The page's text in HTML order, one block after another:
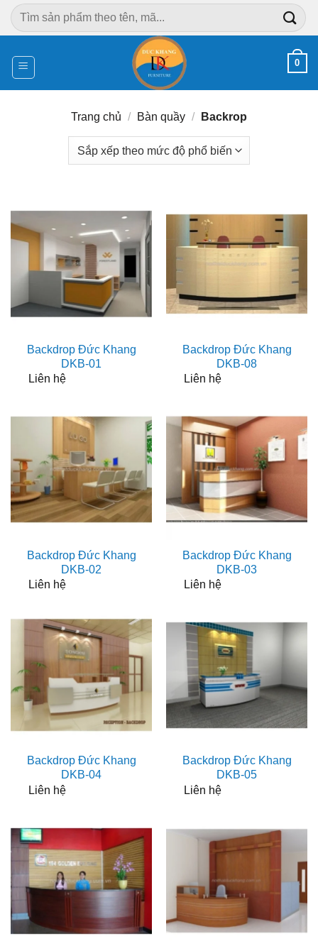
Chuyển
đến
dung
Tìm
kiếm:
0
Trang chủ / Bàn quầy / Backrop
Backdrop Đức Khang
DKB-01
Liên hệ
Backdrop Đức Khang
DKB-08
Liên hệ
Backdrop Đức Khang
DKB-02
Liên hệ
Backdrop Đức Khang
DKB-03
Liên hệ
Backdrop Đức Khang
DKB-04
Liên hệ
Backdrop Đức Khang
DKB-05
Liên hệ